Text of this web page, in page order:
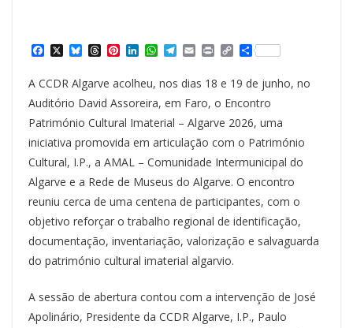
a
c
e
b
o
o
k
X B
e
s
k
y
T
h
e
a
d
s
P
t
e
r
e
s
t
L
k
e
d
I
n
W
h
t
A
p
p
T
e
e
g
r
a
m
E
m
i
l
P
i
n
t
C
o
p
y
L
i
n
k
S
h
r
e
A CCDR Algarve acolheu, nos dias 18 e 19 de junho, no
Auditório David Assoreira, em Faro, o Encontro
Património Cultural Imaterial – Algarve 2026, uma
iniciativa promovida em articulação com o Património
Cultural, I.P., a AMAL – Comunidade Intermunicipal do
Algarve e a Rede de Museus do Algarve. O encontro
reuniu cerca de uma centena de participantes, com o
objetivo reforçar o trabalho regional de identificação,
documentação, inventariação, valorização e salvaguarda
do património cultural imaterial algarvio.
A sessão de abertura contou com a intervenção de José
Apolinário, Presidente da CCDR Algarve, I.P., Paulo